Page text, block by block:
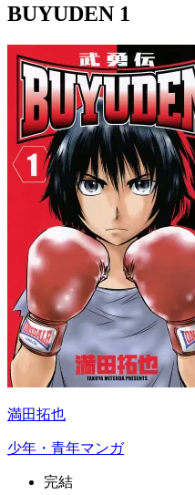
BUYUDEN 1
満田拓也
少年・青年マンガ
完結